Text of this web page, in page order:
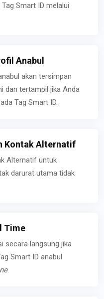
Smart ID melalui
Anabul
akan tersimpan
dan tertampil jika Anda
Tag Smart ID.
Kontak Alternatif
Alternatif untuk
darurat utama tidak
Time
secara langsung jika
Smart ID anabul
.